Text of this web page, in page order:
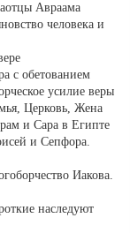
Авраама
человека и
с обетованием
усилие веры
Церковь, Жена
и Сара в Египте
и Сепфора.
Иакова.
наследуют